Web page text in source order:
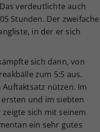
verdeutlichte auch
Stunden. Der zweifache
in der er sich
sich dann, von
zum 5:5 aus.
nützen. Im
und im siebten
sich mit seinem
ein sehr gutes